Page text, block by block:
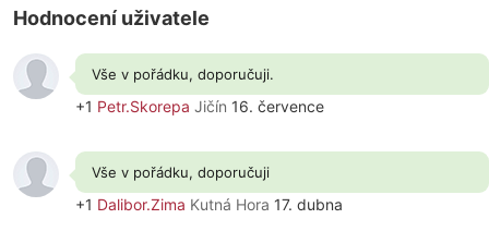
Hodnocení uživatele
Vše v pořádku, doporučuji.
+1 Petr.Skorepa Jičín 16. července
Vše v pořádku, doporučuji
+1 Dalibor.Zima Kutná Hora 17. dubna